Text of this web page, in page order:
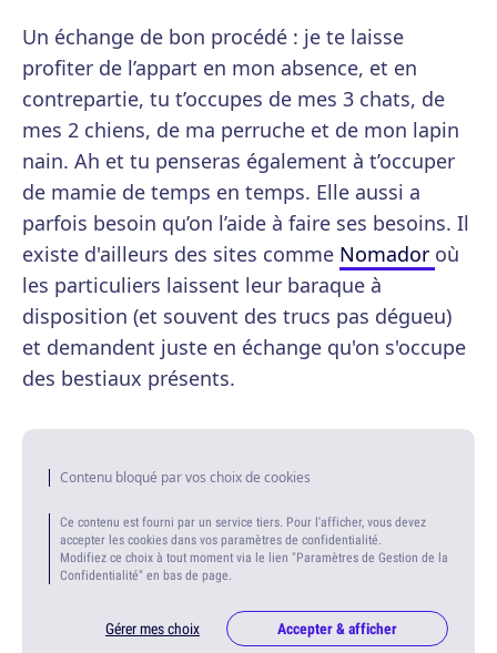
Un échange de bon procédé : je te laisse
profiter de l’appart en mon absence, et en
contrepartie, tu t’occupes de mes 3 chats, de
mes 2 chiens, de ma perruche et de mon lapin
nain. Ah et tu penseras également à t’occuper
de mamie de temps en temps. Elle aussi a
parfois besoin qu’on l’aide à faire ses besoins. Il
existe d'ailleurs des sites comme Nomador où
les particuliers laissent leur baraque à
disposition (et souvent des trucs pas dégueu)
et demandent juste en échange qu'on s'occupe
des bestiaux présents.
Contenu bloqué par vos choix de cookies
Ce contenu est fourni par un service tiers. Pour l'afficher, vous devez
accepter les cookies dans vos paramètres de confidentialité.
Modifiez ce choix à tout moment via le lien "Paramètres de Gestion de la
Confidentialité" en bas de page.
Gérer mes choix Accepter & afficher